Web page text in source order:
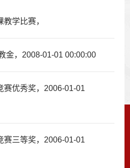
学比赛，
金，2008-01-01 00:00:00
赛优秀奖，2006-01-01
赛三等奖，2006-01-01